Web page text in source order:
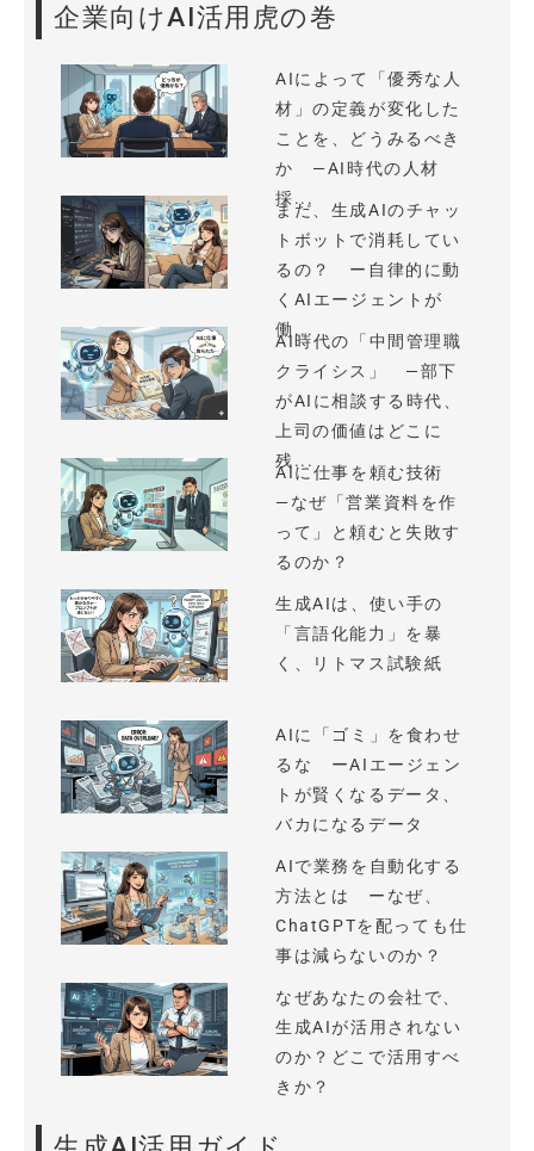
企業向けAI活用虎の巻
AIによって「優秀な人
材」の定義が変化した
ことを、どうみるべき
か —AI時代の人材
採...
まだ、生成AIのチャッ
トボットで消耗してい
るの？ ー自律的に動
くAIエージェントが
働...
AI時代の「中間管理職
クライシス」 —部下
がAIに相談する時代、
上司の価値はどこに
残...
AIに仕事を頼む技術
—なぜ「営業資料を作
って」と頼むと失敗す
るのか？
生成AIは、使い手の
「言語化能力」を暴
く、リトマス試験紙
AIに「ゴミ」を食わせ
るな ーAIエージェン
トが賢くなるデータ、
バカになるデータ
AIで業務を自動化する
方法とは ーなぜ、
ChatGPTを配っても仕
事は減らないのか？
なぜあなたの会社で、
生成AIが活用されない
のか？どこで活用すべ
きか？